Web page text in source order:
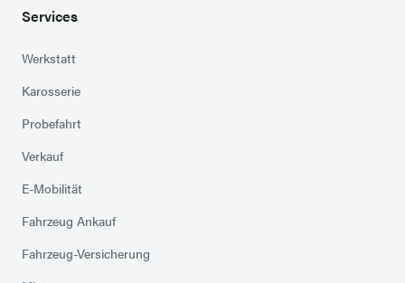
Services
Werkstatt
Karosserie
Probefahrt
Verkauf
E-Mobilität
Fahrzeug Ankauf
Fahrzeug-Versicherung